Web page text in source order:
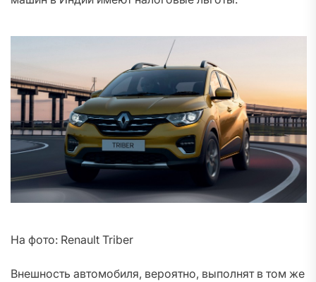
На фото: Renault Triber
Внешность автомобиля, вероятно, выполнят в том же